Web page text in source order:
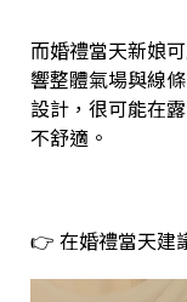
而婚禮當天新娘
響整體氣場與線
設計，很可能在
不舒適。
👉 在婚禮當天建